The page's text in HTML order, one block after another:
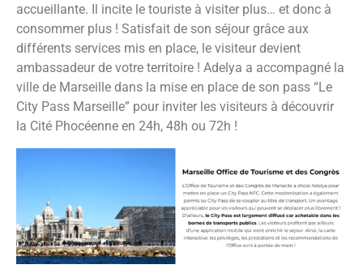
accueillante. Il incite le touriste à visiter plus… et donc à
consommer plus ! Satisfait de son séjour grâce aux
différents services mis en place, le visiteur devient
ambassadeur de votre territoire ! Adelya a accompagné la
ville de Marseille dans la mise en place de son pass “Le
City Pass Marseille” pour inviter les visiteurs à découvrir
la Cité Phocéenne en 24h, 48h ou 72h !